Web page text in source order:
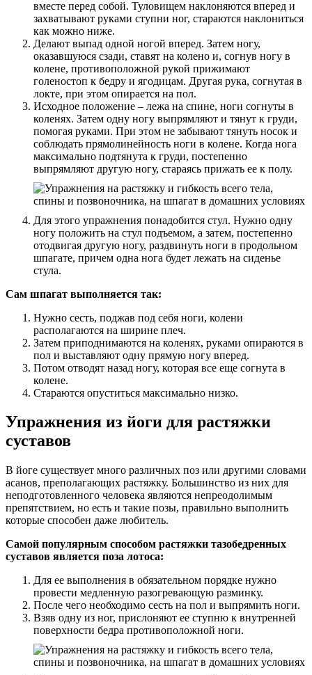
вместе перед собой. Туловищем наклоняются вперед и
захватывают руками ступни ног, стараются наклониться
как можно ниже.
Делают выпад одной ногой вперед. Затем ногу,
оказавшуюся сзади, ставят на колено и, согнув ногу в
колене, противоположной рукой прижимают
голеностоп к бедру и ягодицам. Другая рука, согнутая в
локте, при этом опирается на пол.
Исходное положение – лежа на спине, ноги согнуты в
коленях. Затем одну ногу выпрямляют и тянут к груди,
помогая руками. При этом не забывают тянуть носок и
соблюдать прямолинейность ноги в колене. Когда нога
максимально подтянута к груди, постепенно
выпрямляют другую ногу, стараясь прижать ее к полу.
Для этого упражнения понадобится стул. Нужно одну
ногу положить на стул подъемом, а затем, постепенно
отодвигая другую ногу, раздвинуть ноги в продольном
шпагате, причем одна нога будет лежать на сиденье
стула.
Сам шпагат выполняется так:
Нужно сесть, поджав под себя ноги, колени
располагаются на ширине плеч.
Затем приподнимаются на коленях, руками опираются в
пол и выставляют одну прямую ногу вперед.
Потом отводят назад ногу, которая все еще согнута в
колене.
Стараются опуститься максимально низко.
Упражнения из йоги для растяжки
суставов
В йоге существует много различных поз или другими словами
асанов, преполагающих растяжку. Большинство из них для
неподготовленного человека являются непреодолимым
препятствием, но есть и такие позы, правильно выполнить
которые способен даже любитель.
Самой популярным способом растяжки тазобедренных
суставов является поза лотоса:
Для ее выполнения в обязательном порядке нужно
провести медленную разогревающую разминку.
После чего необходимо сесть на пол и выпрямить ноги.
Взяв одну из ног, прислоняют ее ступню к внутренней
поверхности бедра противоположной ноги.